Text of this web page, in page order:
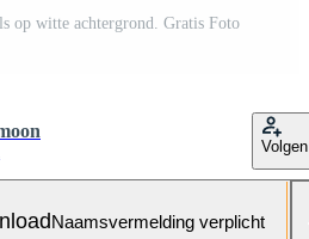
op witte achtergrond. Gratis Foto
Volgen
Naamsvermelding verplicht